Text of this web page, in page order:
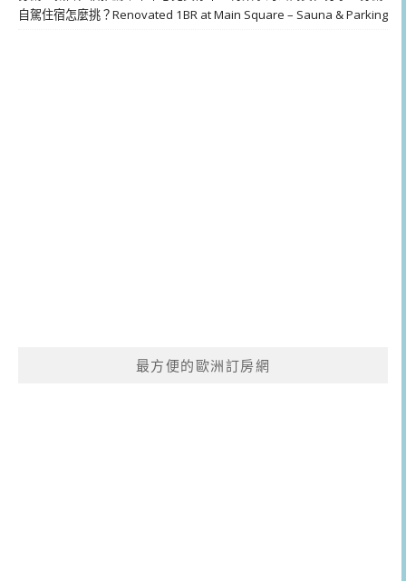
自駕住宿怎麼挑？Renovated 1BR at Main Square – Sauna & Parking
最方便的歐洲訂房網